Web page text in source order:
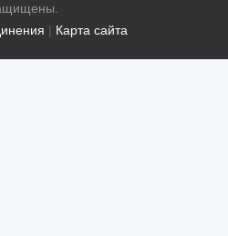
| Карта сайта